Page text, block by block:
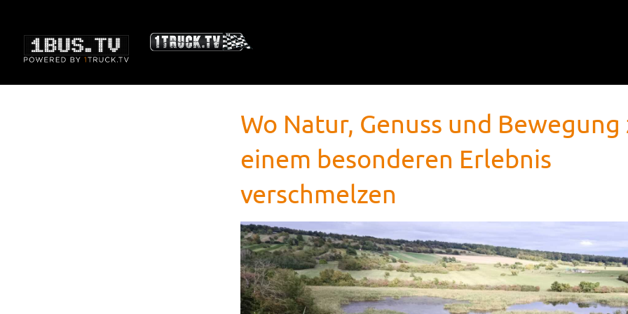
Wo Natur, Genuss und Bewegung
einem besonderen Erlebnis
verschmelzen